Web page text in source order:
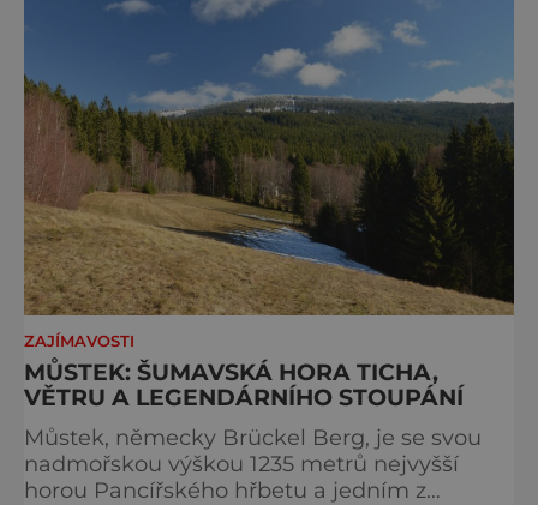
ochranu krajiny, která už nechce být obětí
vlastního úspě
ZAJÍMAVOSTI
MŮSTEK: ŠUMAVSKÁ HORA TICHA,
VĚTRU A LEGENDÁRNÍHO STOUPÁNÍ
Můstek, německy Brückel Berg, je se svou
nadmořskou výškou 1235 metrů nejvyšší
horou Pancířského hřbetu a jedním z